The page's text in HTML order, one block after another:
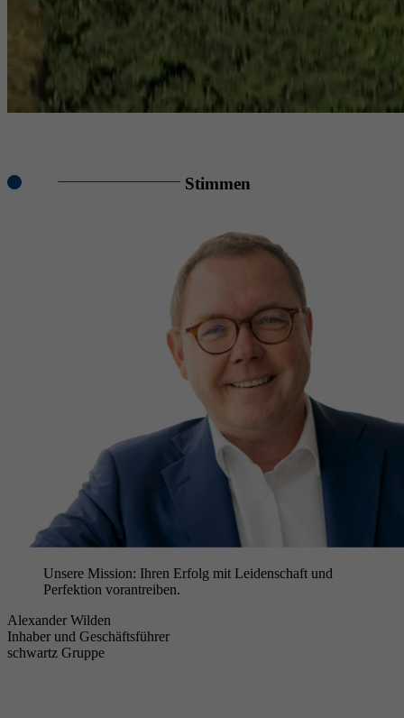
Stimmen
Unsere Mission: Ihren Erfolg mit Leidenschaft und
Perfektion vorantreiben.
Alexander Wilden
Inhaber und Geschäftsführer
schwartz Gruppe